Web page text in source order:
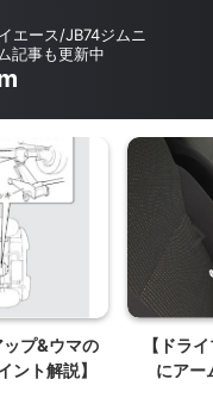
エース/JB74ジムニ
記事も更新中
ジムニー
肘掛け】
JB64/
池が切